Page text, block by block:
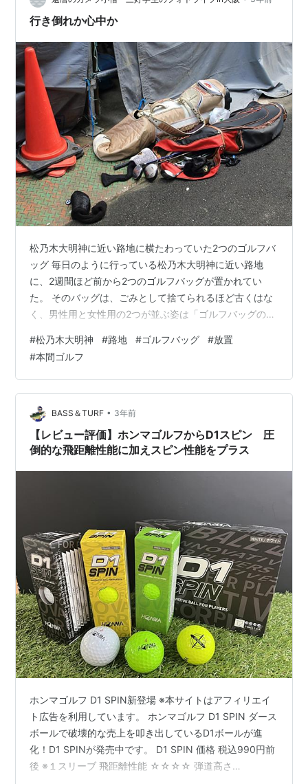
合メーカーの工場。アマチュア向けからプロ用まで、ベ
行き倒れか心中か
松乃木大明神に近い路地に横たわっていた2つのゴルフバ
ッグ 毎日のように行っている松乃木大明神に近い路地
に、2週間ほど前から2つのゴルフバッグが置かれてい
た。 そのバッグは、ごみとして捨てられるほど古くはな
く、男性用と女性用の2つが並ぶ姿は「ゴルフバッグの行
いえば面白いけど、撮りたくはないな」と思い、ずっと
素通りしていた。 しかし、そのうちに男性用バッグやク
ラブのカバーがはずされ、どんなクラブかわかるように
なった。 クラブを見て、「これを使っていた人はかなり
の腕だな。何かいわくがありそうだ」と思い、数日前に
撮影した。 カバーがはずされむき出しに…
#松乃木大明神 #路地 #ゴルフバッグ #放置
#本間ゴルフ
BASS＆TURF • 3年前
【レビュー評価】ホンマゴルフからD1スピン 圧
倒的な飛距離性能に加えスピン性能をプラス
ホンマゴルフ D1 SPIN新登場 ※本サイトはアフィリエイ
ト広告を利用しています。 ホンマゴルフ D1 SPIN ダース
ボールで破壊的な売上を叩き出しているD1ボールが進
化！D1 SPINが発売中です。 D1 SPIN 価格 税込990円前
後 ※１スリーブ 飛距離性能 ☆☆☆☆ 弾道高さ